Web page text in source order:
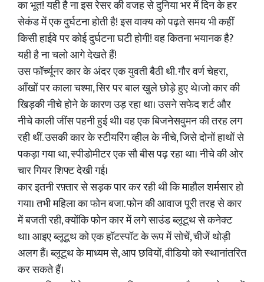
का भूत! यही है ना इस रेसर की वजह से दुनिया भर में दिन के हर
सेकंड में एक दुर्घटना होती है! इस वाक्य को पढ़ते समय भी कहीं
किसी हाईवे पर कोई दुर्घटना घटी होगी! वह कितना भयानक है?
यही है ना चलो आगे देखते हैं!
उस फॉर्च्यूनर कार के अंदर एक युवती बैठी थी. गौर वर्ण चेहरा,
आँखों पर काला चश्मा, सिर पर बाल खुले छोड़े हुए थे।जो कार की
खिड़की नीचे होने के कारण उड़ रहा था। उसने सफेद शर्ट और
नीचे काली जींस पहनी हुई थी। वह एक बिजनेसवुमन की तरह लग
रही थीं. उसकी कार के स्टीयरिंग व्हील के नीचे, जिसे दोनों हाथों से
पकड़ा गया था, स्पीडोमीटर एक सौ बीस पढ़ रहा था। नीचे की ओर
चार गियर शिफ्ट देखी गई।
कार इतनी रफ़्तार से सड़क पार कर रही थी कि माहौल शर्मसार हो
गया। तभी महिला का फोन बजा. फोन की आवाज पूरी तरह से कार
में बजती रही, क्योंकि फोन कार में लगे साउंड ब्लूटूथ से कनेक्ट
था। आइए ब्लूटूथ को एक हॉटस्पॉट के रूप में सोचें, चीजें थोड़ी
अलग हैं। ब्लूटूथ के माध्यम से, आप छवियों, वीडियो को स्थानांतरित
कर सकते हैं।